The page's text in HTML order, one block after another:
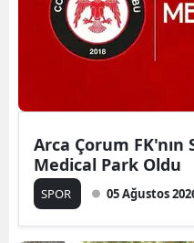
Arca Çorum FK'nın
Medical Park Oldu
SPOR 05 Ağustos